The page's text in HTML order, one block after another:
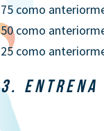
75 como
50 como
25 como
3. ENTRENA